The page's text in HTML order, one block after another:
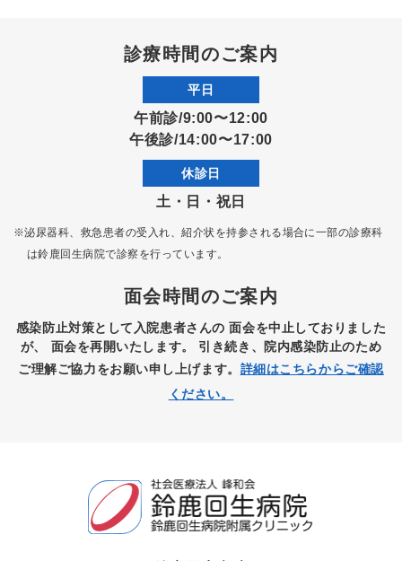
診療時間のご案内
平日
午前診/9:00〜12:00
午後診/14:00〜17:00
休診日
土・日・祝日
※泌尿器科、救急患者の受入れ、紹介状を持参される場合に一部の診療科
は鈴鹿回生病院で診察を行っています。
面会時間のご案内
感染防止対策として入院患者さんの面会を中止しておりました
が、 面会を再開いたします。 引き続き、院内感染防止のため
ご理解ご協力をお願い申し上げます。 詳細はこちらからご確認
ください。